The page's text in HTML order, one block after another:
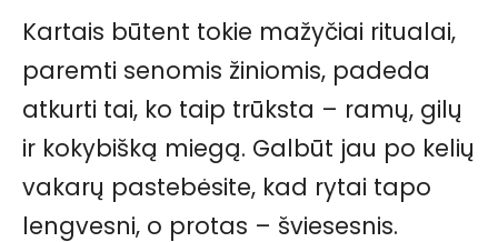
Kartais būtent tokie mažyčiai ritualai,
paremti senomis žiniomis, padeda
atkurti tai, ko taip trūksta – ramų, gilų
ir kokybišką miegą. Galbūt jau po kelių
vakarų pastebėsite, kad rytai tapo
lengvesni, o protas – šviesesnis.